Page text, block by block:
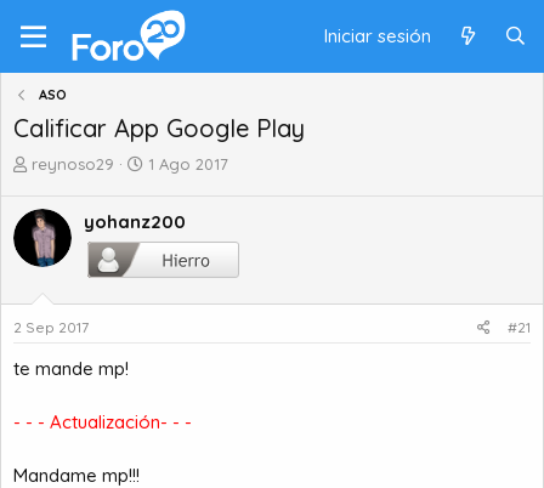
Iniciar sesión
ASO
Calificar App Google Play
A
t
o
r
e
t
m
reynoso29
F
h
d
e
i
1 Ago 2017
yohanz200
2 Sep 2017 #21
te mande mp!
- - - Actualización- - -
Mandame mp!!!